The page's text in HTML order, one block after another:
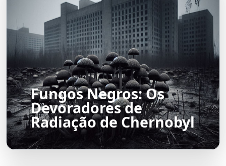
Fungos Negros: Os
Devoradores de
Radiação de Chernobyl